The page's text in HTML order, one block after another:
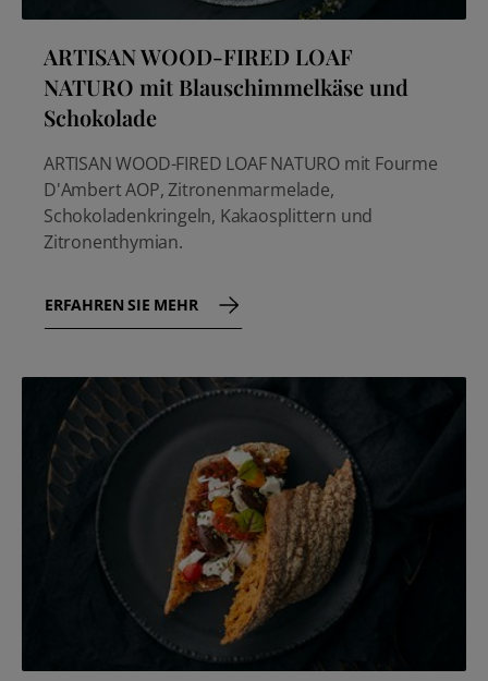
ARTISAN WOOD-FIRED LOAF
NATURO mit Blauschimmelkäse und
Schokolade
ARTISAN WOOD-FIRED LOAF NATURO mit Fourme
D'Ambert AOP, Zitronenmarmelade,
Schokoladenkringeln, Kakaosplittern und
Zitronenthymian.
ERFAHREN SIE MEHR